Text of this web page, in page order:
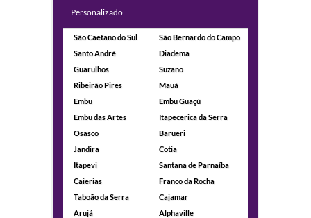
Personalizado
São Caetano do Sul
São Bernardo do Campo
Santo André
Diadema
Guarulhos
Suzano
Ribeirão Pires
Mauá
Embu
Embu Guaçú
Embu das Artes
Itapecerica da Serra
Osasco
Barueri
Jandira
Cotia
Itapevi
Santana de Parnaíba
Caierias
Franco da Rocha
Taboão da Serra
Cajamar
Arujá
Alphaville